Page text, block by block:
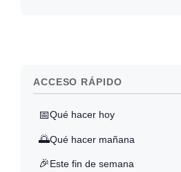
ACCESO RÁPIDO
📅Qué hacer hoy
🌅Qué hacer mañana
🎉Este fin de semana